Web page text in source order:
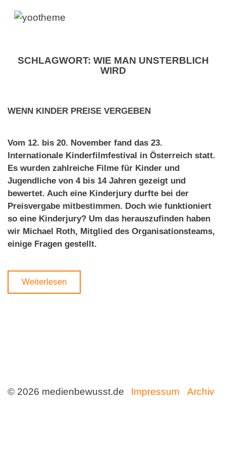
SCHLAGWORT: WIE MAN UNSTERBLICH
WIRD
WENN KINDER PREISE VERGEBEN
Vom 12. bis 20. November fand das 23.
Internationale Kinderfilmfestival in Österreich statt.
Es wurden zahlreiche Filme für Kinder und
Jugendliche von 4 bis 14 Jahren gezeigt und
bewertet. Auch eine Kinderjury durfte bei der
Preisvergabe mitbestimmen. Doch wie funktioniert
so eine Kinderjury? Um das herauszufinden haben
wir Michael Roth, Mitglied des Organisationsteams,
einige Fragen gestellt.
Weiterlesen
© 2026 medienbewusst.de Impressum Archiv